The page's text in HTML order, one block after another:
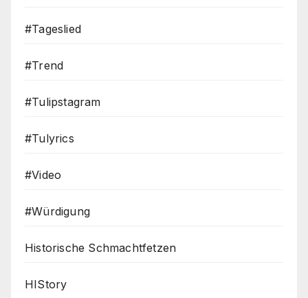
#Tageslied
#Trend
#Tulipstagram
#Tulyrics
#Video
#Würdigung
Historische Schmachtfetzen
HIStory